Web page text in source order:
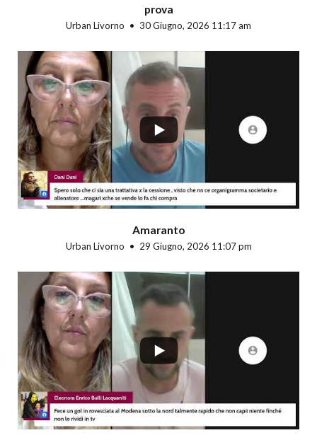
prova
Urban Livorno 30 Giugno, 2026 11:17 am
Amaranto
Urban Livorno 29 Giugno, 2026 11:07 pm